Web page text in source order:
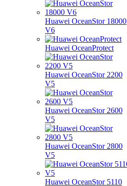
Huawei OceanStor 18000
V6
Huawei OceanProtect
Huawei OceanStor 2200
V5
Huawei OceanStor 2600
V5
Huawei OceanStor 2800
V5
Huawei OceanStor 5110